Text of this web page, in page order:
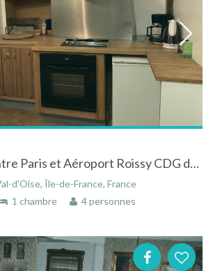
Appartement entre Paris et Aéroport Roissy CDG dans demeure de charme
d'Oise, Île-de-France, France
1 chambre 4 personnes